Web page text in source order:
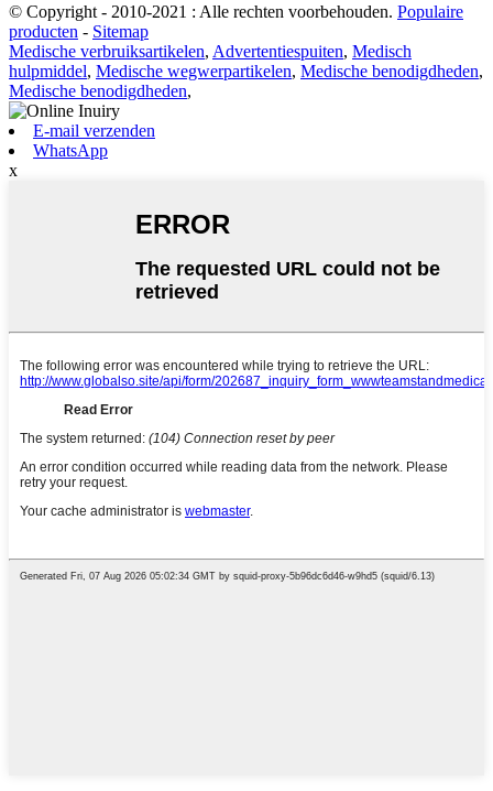
© Copyright - 2010-2021 : Alle rechten voorbehouden. Populaire
producten - Sitemap
Medische verbruiksartikelen, Advertentiespuiten, Medisch
hulpmiddel, Medische wegwerpartikelen, Medische benodigdheden,
Medische benodigdheden,
E-mail verzenden
WhatsApp
x